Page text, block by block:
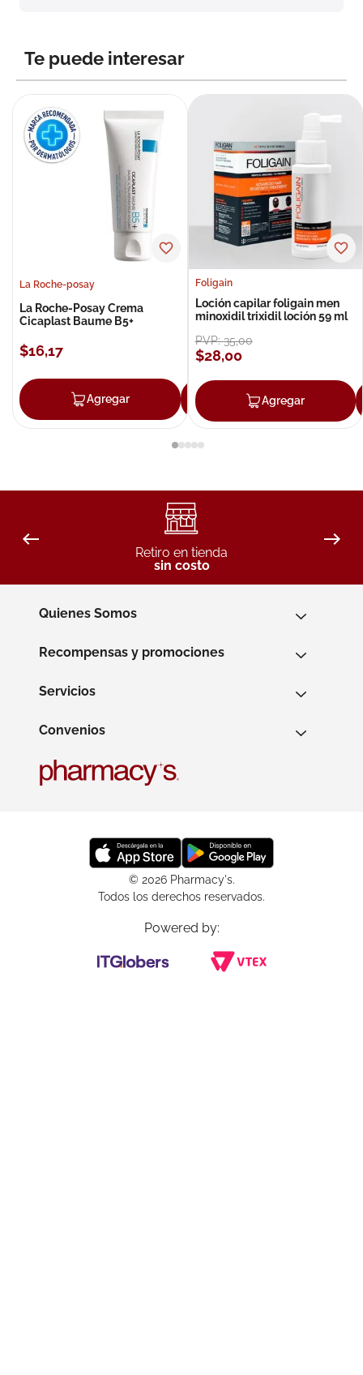
Te puede interesar
La Roche-posay
La Roche-Posay Crema
Cicaplast Baume B5+
$16,17
Agregar Agregar
Foligain
Loción capilar foligain men
minoxidil trixidil loción 59 ml
PVP:35,00
$28,00
Agregar
Retiro en tienda
sin costo
Quienes Somos
Recompensas y promociones
Servicios
Convenios
© 2026 Pharmacy's.
Todos los derechos reservados.
Powered by: